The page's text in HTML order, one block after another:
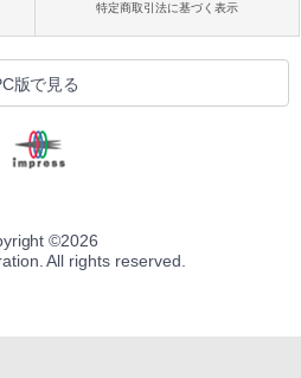
特定商取引法に基づく表示
版で見る
©2026
All rights reserved.